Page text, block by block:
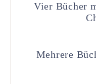
Vier Bücher
Mehrere